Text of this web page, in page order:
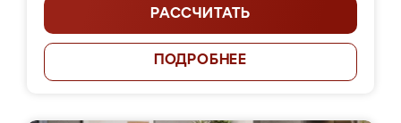
РАССЧИТАТЬ
ПОДРОБНЕЕ